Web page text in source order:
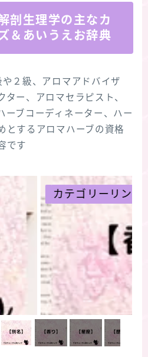
剖生理学の主なカ
＆あいうえお辞典
２級、アロマアドバイザ
ター、アロマセラピスト、
ーブコーディネーター、ハー
とするアロマハーブの資格
です